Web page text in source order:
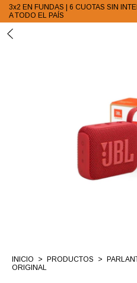
3x2 EN FUNDAS | 6 CUOTAS SIN
A TODO EL PAÍS
INICIO > PRODUCTOS >
ORIGINAL